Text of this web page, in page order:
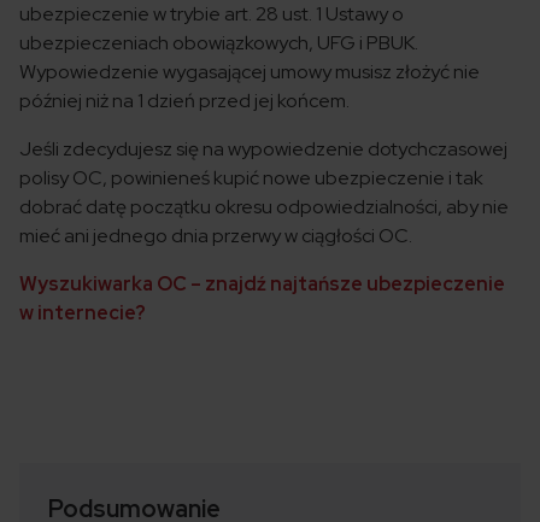
ubezpieczenie w trybie art. 28 ust. 1 Ustawy o
ubezpieczeniach obowiązkowych, UFG i PBUK.
Wypowiedzenie wygasającej umowy musisz złożyć nie
później niż na 1 dzień przed jej końcem.
Jeśli zdecydujesz się na wypowiedzenie dotychczasowej
polisy OC, powinieneś kupić nowe ubezpieczenie i tak
dobrać datę początku okresu odpowiedzialności, aby nie
mieć ani jednego dnia przerwy w ciągłości OC.
Wyszukiwarka OC – znajdź najtańsze ubezpieczenie
w internecie?
Podsumowanie